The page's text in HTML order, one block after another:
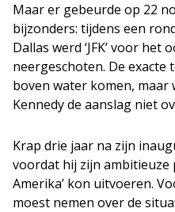
Maar er gebeurde op 22
bijzonders: tijdens een
Dallas werd ‘JFK’ voor het
neergeschoten. De
boven water komen, maar
Kennedy de aanslag niet
Krap drie jaar na zijn
voordat hij zijn ambitieuze
Amerika’ kon uitvoeren.
moest nemen over de